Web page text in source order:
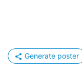
然后会跳出人脸识
Generate poster